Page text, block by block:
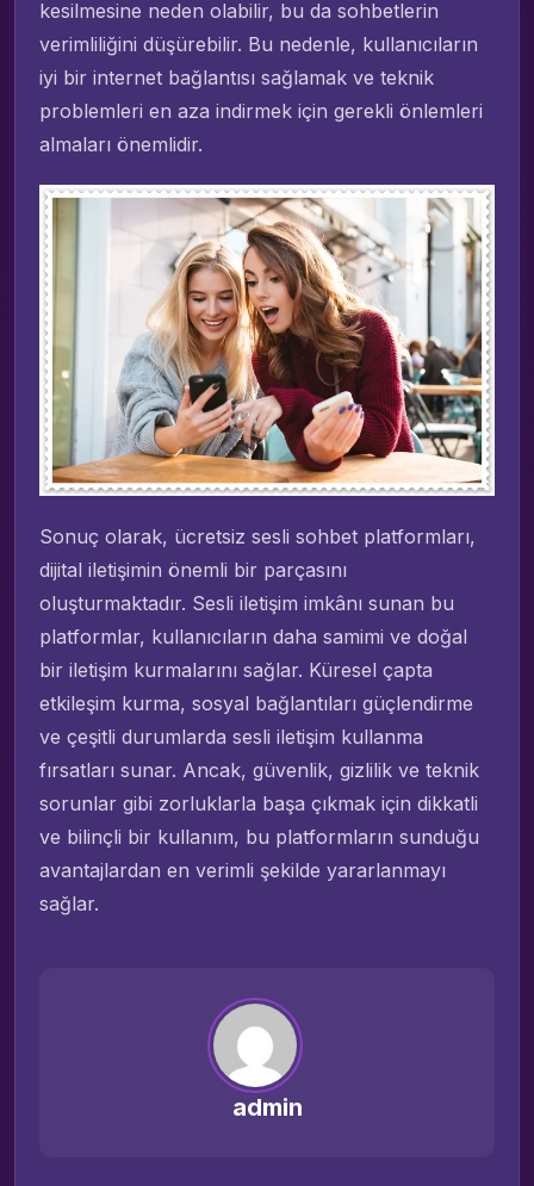
kesilmesine neden olabilir, bu da sohbetlerin
verimliliğini düşürebilir. Bu nedenle, kullanıcıların
iyi bir internet bağlantısı sağlamak ve teknik
problemleri en aza indirmek için gerekli önlemleri
almaları önemlidir.
Sonuç olarak, ücretsiz sesli sohbet platformları,
dijital iletişimin önemli bir parçasını
oluşturmaktadır. Sesli iletişim imkânı sunan bu
platformlar, kullanıcıların daha samimi ve doğal
bir iletişim kurmalarını sağlar. Küresel çapta
etkileşim kurma, sosyal bağlantıları güçlendirme
ve çeşitli durumlarda sesli iletişim kullanma
fırsatları sunar. Ancak, güvenlik, gizlilik ve teknik
sorunlar gibi zorluklarla başa çıkmak için dikkatli
ve bilinçli bir kullanım, bu platformların sunduğu
avantajlardan en verimli şekilde yararlanmayı
sağlar.
admin